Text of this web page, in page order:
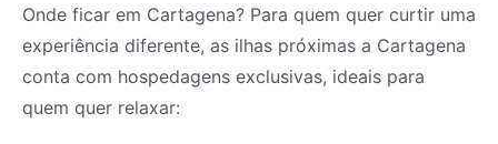
Onde ficar em Cartagena? Para quem quer curtir uma
experiência diferente, as ilhas próximas a Cartagena
conta com hospedagens exclusivas, ideais para
quem quer relaxar: